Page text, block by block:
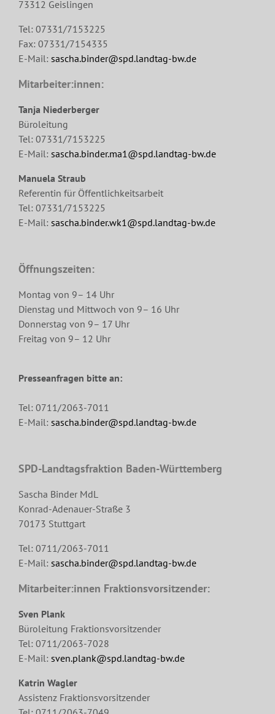
73312 Geislingen
Tel: 07331/7153225
Fax: 07331/7154335
E-Mail: sascha.binder@spd.landtag-bw.de
Mitarbeiter:innen:
Tanja Niederberger
Büroleitung
Tel: 07331/7153225
E-Mail: sascha.binder.ma1@spd.landtag-bw.de
Manuela Straub
Referentin für Öffentlichkeitsarbeit
Tel: 07331/7153225
E-Mail: sascha.binder.wk1@spd.landtag-bw.de
Öffnungszeiten:
Montag von 9– 14 Uhr
Dienstag und Mittwoch von 9– 16 Uhr
Donnerstag von 9– 17 Uhr
Freitag von 9– 12 Uhr
Presseanfragen bitte an:
Tel: 0711/2063-7011
E-Mail: sascha.binder@spd.landtag-bw.de
SPD-Landtagsfraktion Baden-Württemberg
Sascha Binder MdL
Konrad-Adenauer-Straße 3
70173 Stuttgart
Tel: 0711/2063-7011
E-Mail: sascha.binder@spd.landtag-bw.de
Mitarbeiter:innen Fraktionsvorsitzender:
Sven Plank
Büroleitung Fraktionsvorsitzender
Tel: 0711/2063-7028
E-Mail: sven.plank@spd.landtag-bw.de
Katrin Wagler
Assistenz Fraktionsvorsitzender